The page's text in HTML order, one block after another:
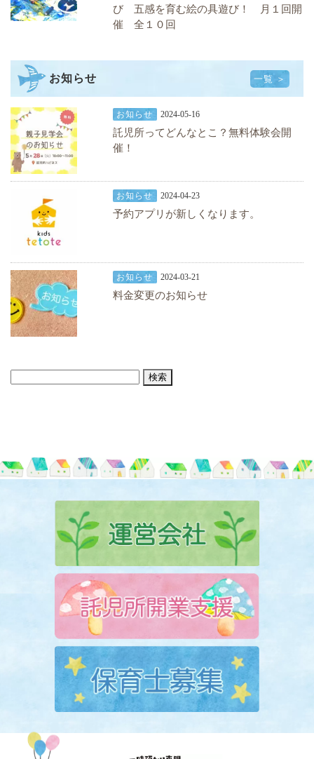
び 五感を育む絵の具遊び！ 月１回開
催 全１０回
お知らせ 一覧 ＞
お知らせ 2024-05-16
託児所ってどんなとこ？無料体験会開
催！
お知らせ 2024-04-23
予約アプリが新しくなります。
お知らせ 2024-03-21
料金変更のお知らせ